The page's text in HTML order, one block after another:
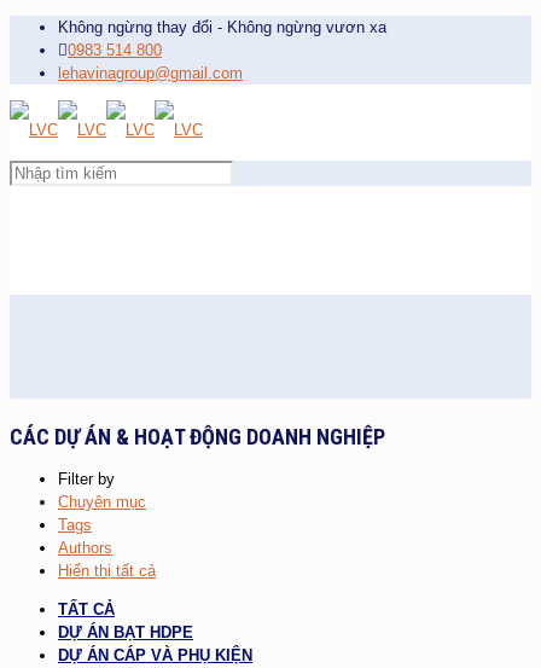
Không ngừng thay đổi - Không ngừng vươn xa
0983 514 800
lehavinagroup@gmail.com
CÁC DỰ ÁN & HOẠT ĐỘNG DOANH NGHIỆP
Filter by
Chuyên mục
Tags
Authors
Hiển thị tất cả
TẤT CẢ
DỰ ÁN BẠT HDPE
DỰ ÁN CÁP VÀ PHỤ KIỆN